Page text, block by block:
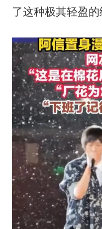
了这种极其轻盈的